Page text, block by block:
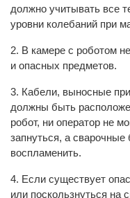
должно учитывать все
уровни колебаний при
2. В камере с роботом
и опасных предметов.
3. Кабели, выносные
должны быть
робот, ни оператор не
запнуться, а сварочные
воспламенить.
4. Если существует
или поскользнуться на